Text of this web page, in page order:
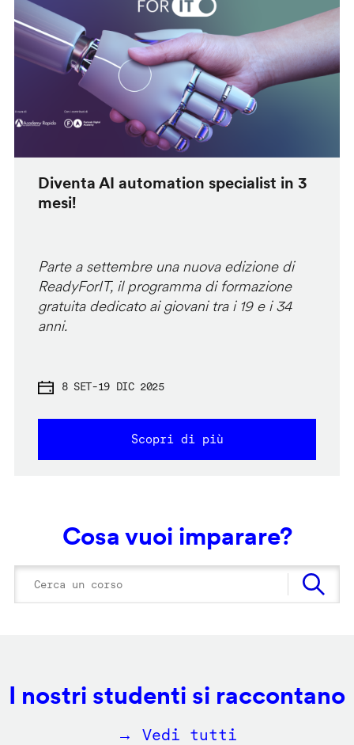
Diventa AI automation specialist in 3
mesi!
Parte a settembre una nuova edizione di
ReadyForIT, il programma di formazione
gratuita dedicato ai giovani tra i 19 e i 34
anni.
8 SET-19 DIC 2025
Scopri di più
Cosa vuoi imparare?
I nostri studenti si raccontano
→ Vedi tutti